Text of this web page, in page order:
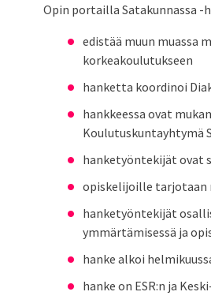
Opin portailla Satakunnassa -
edistää muun muassa
korkeakoulutukseen
hanketta koordinoi
hankkeessa ovat
Koulutuskuntayhtymä
hanketyöntekijät ovat
opiskelijoille tarjotaan
hanketyöntekijät
ymmärtämisessä ja
hanke alkoi
hanke on ESR:n ja